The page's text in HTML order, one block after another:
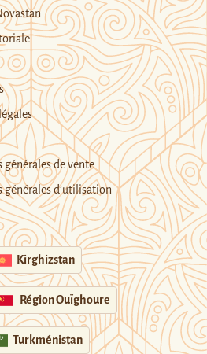
générales de vente
générales d’utilisation
Kirghizstan
Région Ouïghoure
Turkménistan